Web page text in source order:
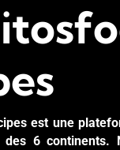
est une
6 continents.